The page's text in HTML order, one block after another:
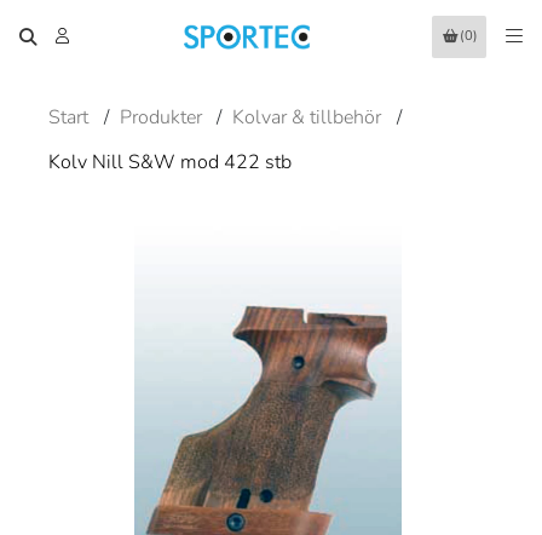
(0)
Start / Produkter / Kolvar & tillbehör /
Kolv Nill S&W mod 422 stb